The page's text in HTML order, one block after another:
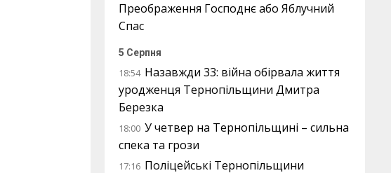
Преображення Господнє або Яблучний
Спас
5 Серпня
18:54 Назавжди 33: війна обірвала життя
уродженця Тернопільщини Дмитра
Березка
18:00 У четвер на Тернопільщині – сильна
спека та грози
17:16 Поліцейські Тернопільщини